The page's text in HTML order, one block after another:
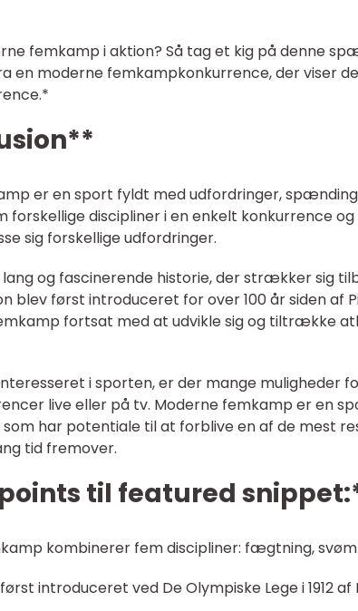
femkamp i aktion? Så tag et kig på denne
en moderne femkampkonkurrence, der viser
er en sport fyldt med udfordringer,
forskellige discipliner i en enkelt konkurrence
sig forskellige udfordringer.
og fascinerende historie, der strækker sig
blev først introduceret for over 100 år siden af
fortsat med at udvikle sig og tiltrække
i sporten, er der mange muligheder
live eller på tv. Moderne femkamp er en
som har potentiale til at forblive en af de mest
tid fremover.
til featured
kombinerer fem discipliner: fægtning,
introduceret ved De Olympiske Lege i 1912